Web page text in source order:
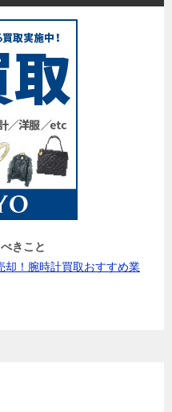
きこと
却！腕時計買取おすすめ業